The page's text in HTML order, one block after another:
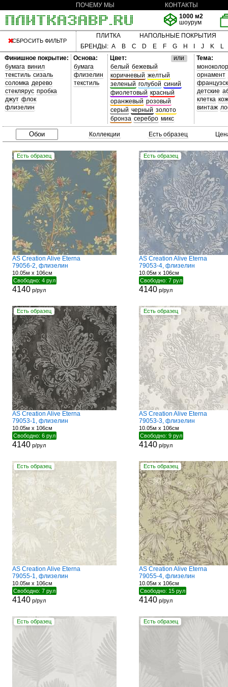
ПОЧЕМУ МЫ
КОНТАКТЫ
1000 м2
шоурум
СБРОСИТЬ ФИЛЬТР
ПЛИТКА
НАПОЛЬНЫЕ ПОКРЫТИЯ
БРЕНДЫ: A B C D E F G H J K
L
Финишное покрытие:
бумага винил
текстиль сизаль
соломка дерево
стеклярус пробка
джут флок
флизелин
Основа:
бумага
флизелин
текстиль
Цвет:
или
белый бежевый
коричневый желтый
зеленый голубой синий
фиолетовый красный
оранжевый розовый
серый черный золото
бронза серебро микс
Тема:
моноколор
орнамент
детские
клетка
винтаж
Коллекции Есть образец
Есть образец
AS Creation Alive Eterna
79056-2, флизелин
10.05м x 106см
Свободно: 4 рул
4140р/рул
Есть образец
AS Creation Alive Eterna
79053-4, флизелин
10.05м x 106см
Свободно: 7 рул
4140р/рул
Есть образец
AS Creation Alive Eterna
79053-1, флизелин
10.05м x 106см
Свободно: 6 рул
4140р/рул
Есть образец
AS Creation Alive Eterna
79053-3, флизелин
10.05м x 106см
Свободно: 9 рул
4140р/рул
Есть образец
AS Creation Alive Eterna
79055-1, флизелин
10.05м x 106см
Свободно: 7 рул
4140р/рул
Есть образец
AS Creation Alive Eterna
79055-4, флизелин
10.05м x 106см
Свободно: 15 рул
4140р/рул
Есть образец Есть образец